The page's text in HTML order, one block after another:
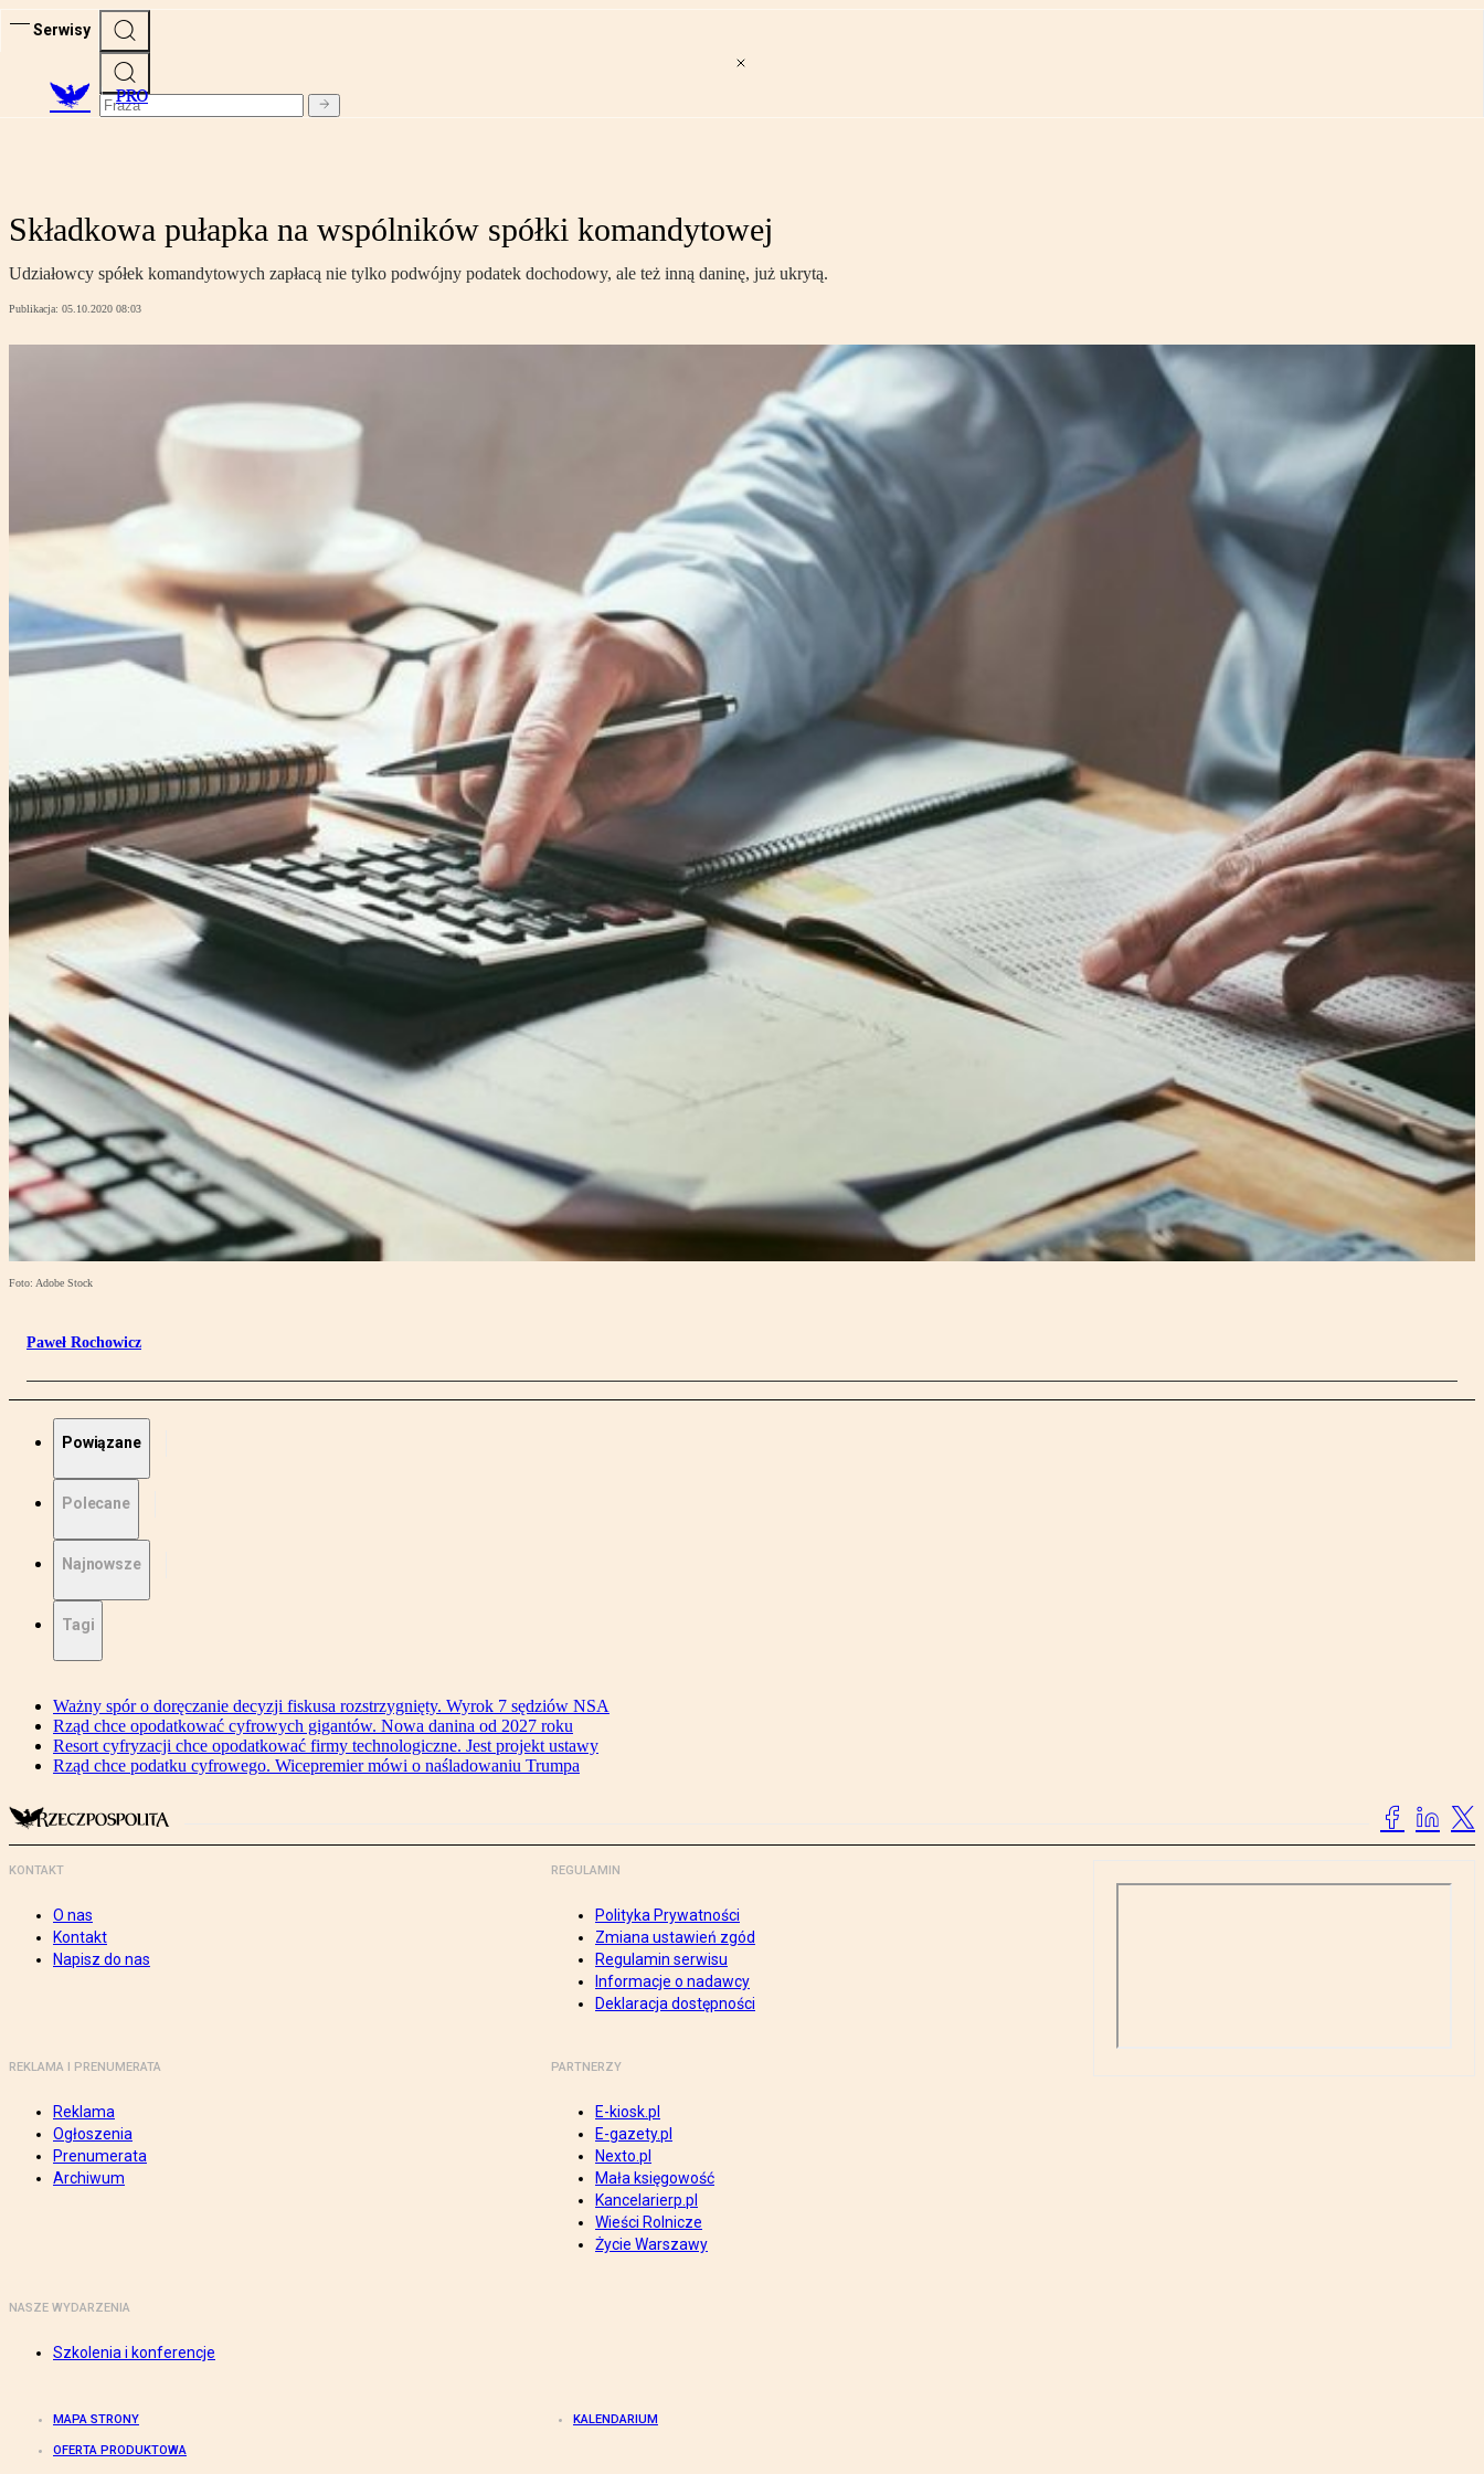
Serwisy
PRO
Składkowa pułapka na wspólników spółki komandytowej
Udziałowcy spółek komandytowych zapłacą nie tylko podwójny podatek dochodowy, ale też inną daninę, już ukrytą.
Publikacja: 05.10.2020 08:03
Foto: Adobe Stock
Paweł Rochowicz
Powiązane
Polecane
Najnowsze
Tagi
Ważny spór o doręczanie decyzji fiskusa rozstrzygnięty. Wyrok 7 sędziów NSA
Rząd chce opodatkować cyfrowych gigantów. Nowa danina od 2027 roku
Resort cyfryzacji chce opodatkować firmy technologiczne. Jest projekt ustawy
Rząd chce podatku cyfrowego. Wicepremier mówi o naśladowaniu Trumpa
KONTAKT
O nas
Kontakt
Napisz do nas
REGULAMIN
Polityka Prywatności
Zmiana ustawień zgód
Regulamin serwisu
Informacje o nadawcy
Deklaracja dostępności
REKLAMA I PRENUMERATA
Reklama
Ogłoszenia
Prenumerata
Archiwum
PARTNERZY
E-kiosk.pl
E-gazety.pl
Nexto.pl
Mała księgowość
Kancelarierp.pl
Wieści Rolnicze
Życie Warszawy
NASZE WYDARZENIA
Szkolenia i konferencje
MAPA STRONY KALENDARIUM
OFERTA PRODUKTOWA